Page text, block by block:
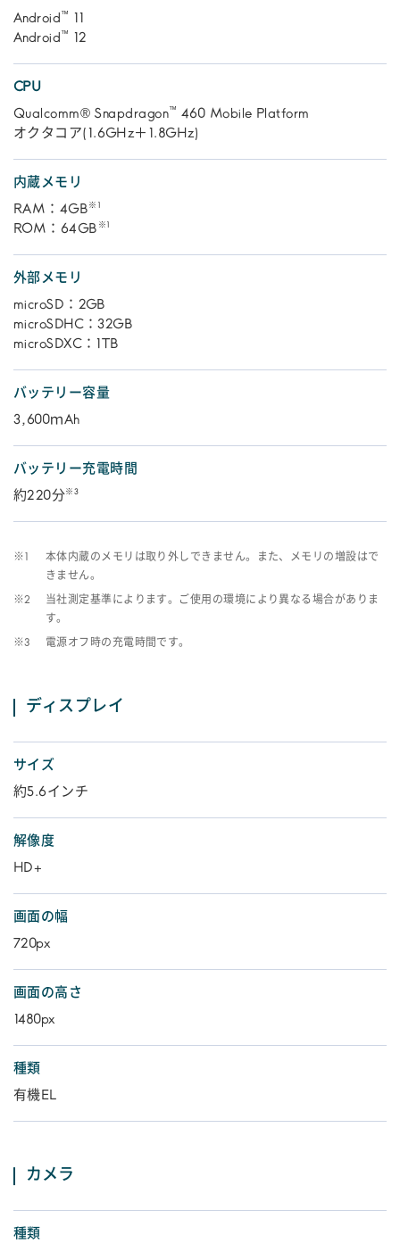
Android ™
11
Android ™ 12
CPU
Qualcomm® Snapdragon ™
460 Mobile Platform
オクタコア(1.6GHz＋1.8GHz)
内蔵メモリ
RAM：4GB ※1
ROM：64GB ※1
外部メモリ
microSD：2GB
microSDHC：32GB
microSDXC：1TB
バッテリー容量
3,600ｍAh
バッテリー充電時間
約220分※3
※1
本体内蔵のメモリは取り外しできません。また、メモリの増設はで
きません。
※2
当社測定基準によります。ご使用の環境により異なる場合がありま
す。
※3 電源オフ時の充電時間です。
ディスプレイ
サイズ
約5.6インチ
解像度
HD+
画面の幅
720px
画面の高さ
1480px
種類
有機EL
カメラ
種類